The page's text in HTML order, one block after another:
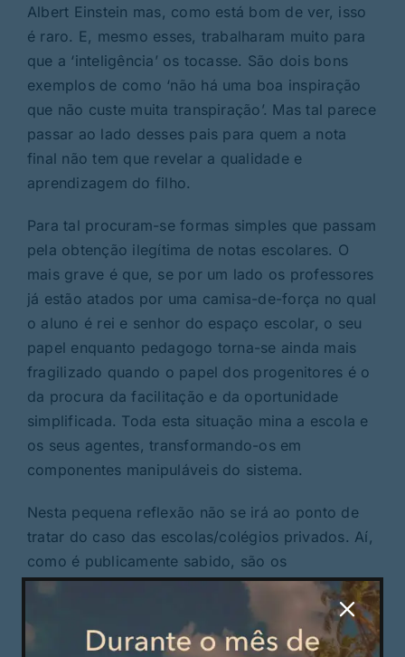
Albert Einstein mas, como está bom de ver, isso
é raro. E, mesmo esses, trabalharam muito para
que a ‘inteligência’ os tocasse. São dois bons
exemplos de como ‘não há uma boa inspiração
que não custe muita transpiração’. Mas tal parece
passar ao lado desses pais para quem a nota
final não tem que revelar a qualidade e
aprendizagem do filho.
Para tal procuram-se formas simples que passam
pela obtenção ilegítima de notas escolares. O
mais grave é que, se por um lado os professores
já estão atados por uma camisa-de-força no qual
o aluno é rei e senhor do espaço escolar, o seu
papel enquanto pedagogo torna-se ainda mais
fragilizado quando o papel dos progenitores é o
da procura da facilitação e da oportunidade
simplificada. Toda esta situação mina a escola e
os seus agentes, transformando-os em
componentes manipuláveis do sistema.
Nesta pequena reflexão não se irá ao ponto de
tratar do caso das escolas/colégios privados. Aí,
como é publicamente sabido, são os
progenitores que, arvorando-se em “clientes que
pagam”, impõem que o produto “comprado” não
é a educação do filho mas sim a sua nota final. É